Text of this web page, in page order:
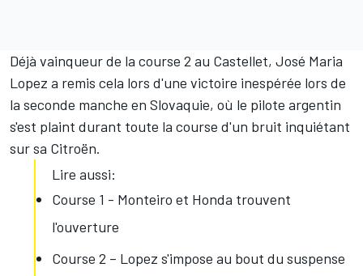
Déjà vainqueur de la course 2 au Castellet, José Maria
Lopez a remis cela lors d'une victoire inespérée lors de
la seconde manche en Slovaquie, où le pilote argentin
s'est plaint durant toute la course d'un bruit inquiétant
sur sa Citroën.
Lire aussi:
Course 1 - Monteiro et Honda trouvent
l'ouverture
Course 2 – Lopez s'impose au bout du suspense